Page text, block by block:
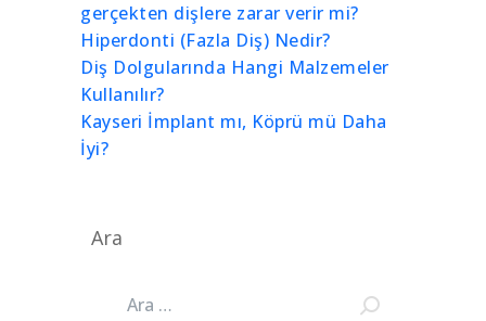
gerçekten dişlere zarar verir mi?
Hiperdonti (Fazla Diş) Nedir?
Diş Dolgularında Hangi Malzemeler
Kullanılır?
Kayseri İmplant mı, Köprü mü Daha
İyi?
Ara